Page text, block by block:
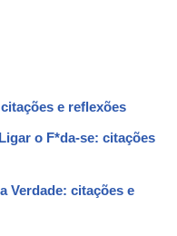
e reflexões
o F*da-se: citações
Verdade: citações e